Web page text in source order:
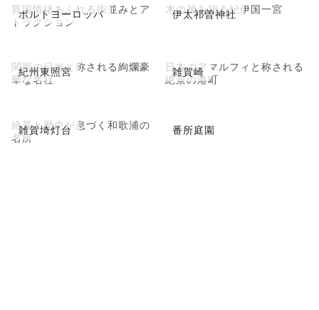
ポルトヨーロッパ
異国情緒あふれる街並みとア
トラクション
伊太祁曽神社
木の神を祀る紀伊国一宮
紀州東照宮
関西の日光と称される絢爛豪
華な名社
雑賀崎
日本のアマルフィと称される
絶景の港町
雑賀埼灯台
絶景と歴史が息づく和歌浦の
名所
番所庭園